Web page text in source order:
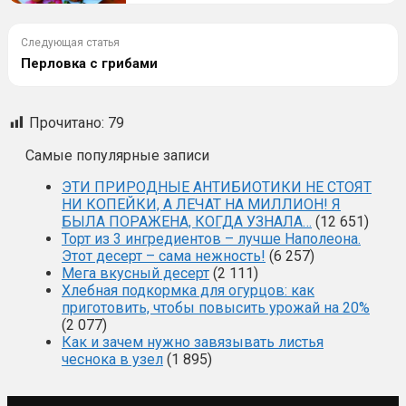
Следующая статья
Перловка с грибами
Прочитано: 79
Самые популярные записи
ЭТИ ПРИРОДНЫЕ АНТИБИОТИКИ НЕ СТОЯТ
НИ КОПЕЙКИ, А ЛЕЧАТ НА МИЛЛИОН! Я
БЫЛА ПОРАЖЕНА, КОГДА УЗНАЛА… (12 651)
Торт из 3 ингредиентов – лучше Наполеона.
Этот десерт – сама нежность! (6 257)
Мега вкусный десерт (2 111)
Хлебная подкормка для огурцов: как
приготовить, чтобы повысить урожай на 20%
(2 077)
Как и зачем нужно завязывать листья
чеснока в узел (1 895)